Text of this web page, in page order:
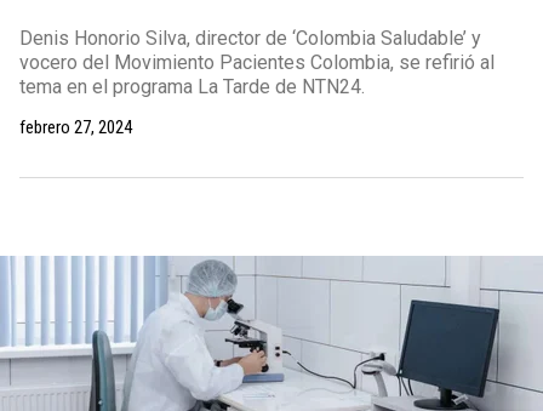
Denis Honorio Silva, director de ‘Colombia Saludable’ y
vocero del Movimiento Pacientes Colombia, se refirió al
tema en el programa La Tarde de NTN24.
febrero 27, 2024